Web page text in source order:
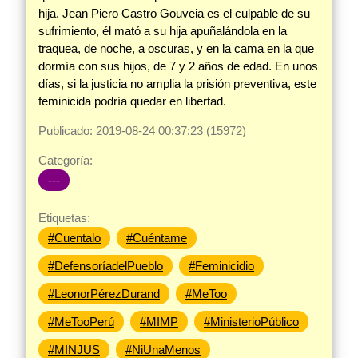
hija. Jean Piero Castro Gouveia es el culpable de su
sufrimiento, él mató a su hija apuñalándola en la
traquea, de noche, a oscuras, y en la cama en la que
dormía con sus hijos, de 7 y 2 años de edad. En unos
días, si la justicia no amplia la prisión preventiva, este
feminicida podría quedar en libertad.
Publicado: 2019-08-24 00:37:23 (15972)
Categoría:
---
Etiquetas:
#Cuentalo
#Cuéntame
#DefensoríadelPueblo #Feminicidio
#LeonorPérezDurand #MeToo
#MeTooPerú #MIMP #MinisterioPúblico
#MINJUS #NiUnaMenos